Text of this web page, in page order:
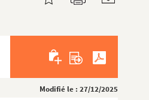
Modifié le : 27/12/2025